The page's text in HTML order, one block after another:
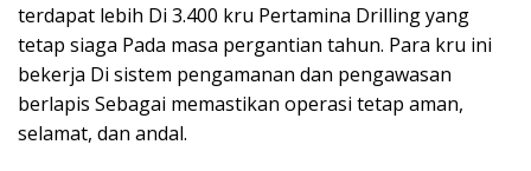
terdapat lebih Di 3.400 kru Pertamina Drilling yang
tetap siaga Pada masa pergantian tahun. Para kru ini
bekerja Di sistem pengamanan dan pengawasan
berlapis Sebagai memastikan operasi tetap aman,
selamat, dan andal.